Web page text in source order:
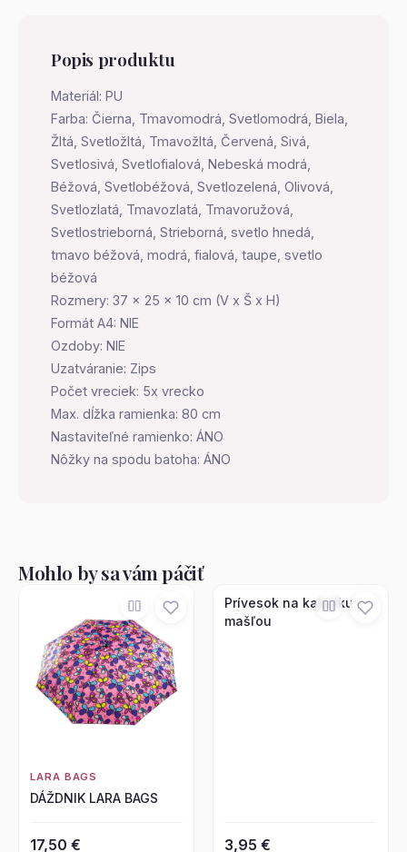
Popis produktu
Materiál: PU
Farba: Čierna, Tmavomodrá, Svetlomodrá, Biela,
Žltá, Svetložltá, Tmavožltá, Červená, Sivá,
Svetlosivá, Svetlofialová, Nebeská modrá,
Béžová, Svetlobéžová, Svetlozelená, Olivová,
Svetlozlatá, Tmavozlatá, Tmavoružová,
Svetlostrieborná, Strieborná, svetlo hnedá,
tmavo béžová, modrá, fialová, taupe, svetlo
béžová
Rozmery: 37 x 25 x 10 cm (V x Š x H)
Formát A4: NIE
Ozdoby: NIE
Uzatváranie: Zips
Počet vreciek: 5x vrecko
Max. dĺžka ramienka: 80 cm
Nastaviteľné ramienko: ÁNO
Nôžky na spodu batoha: ÁNO
Mohlo by sa vám páčiť
LARA BAGS
DÁŽDNIK LARA BAGS
17,50 €
Prívesok na kabelku s
mašľou
3,95 €